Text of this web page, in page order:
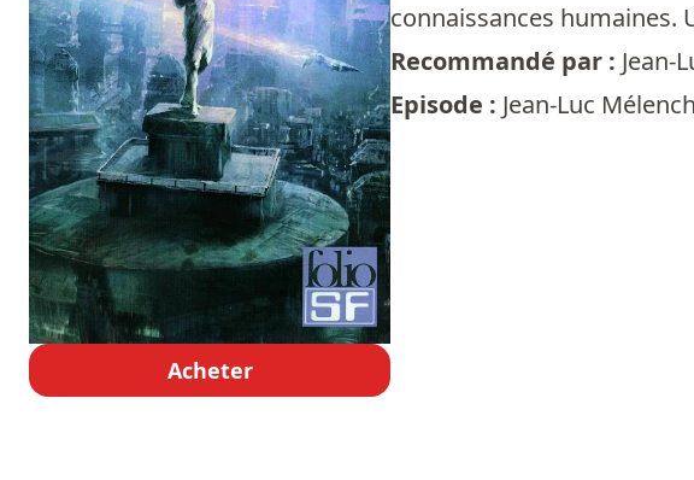
Acheter
connaissances humaines.
Recommandé par : Jean-
Episode : Jean-Luc